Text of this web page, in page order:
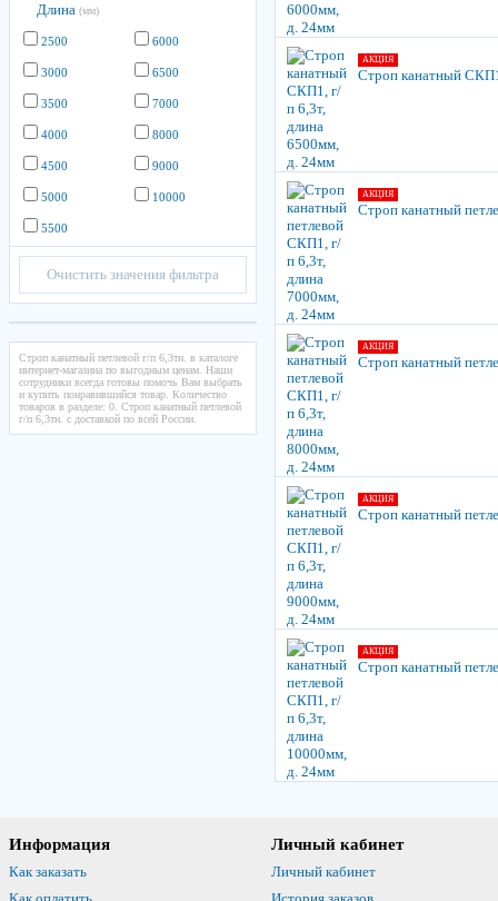
Длина (мм)
2500
3000
3500
4000
4500
5000
5500
6000
6500
7000
8000
9000
10000
Очистить значения фильтра
Строп канатный петлевой г/п 6,3тн. в каталоге
интернет-магазина по выгодным ценам. Наши
сотрудники всегда готовы помочь Вам выбрать
и купить понравившийся товар. Количество
товаров в разделе: 0. Строп канатный петлевой
г/п 6,3тн. с доставкой по всей России.
АКЦИЯ
Строп канатный
АКЦИЯ
Строп канатный
АКЦИЯ
Строп канатный
АКЦИЯ
Строп канатный
АКЦИЯ
Строп канатный
Информация
Как заказать
Личный кабинет
Личный кабинет